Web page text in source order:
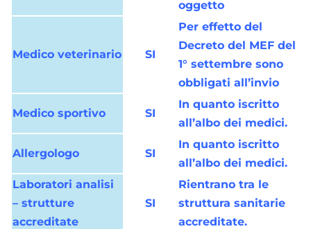
oggetto
Medico veterinario SI
Per effetto del
Decreto del MEF del
1° settembre sono
obbligati all’invio
Medico sportivo SI
In quanto iscritto
all’albo dei medici.
Allergologo SI
In quanto iscritto
all’albo dei medici.
Laboratori analisi
– strutture
accreditate
SI
Rientrano tra le
struttura sanitarie
accreditate.